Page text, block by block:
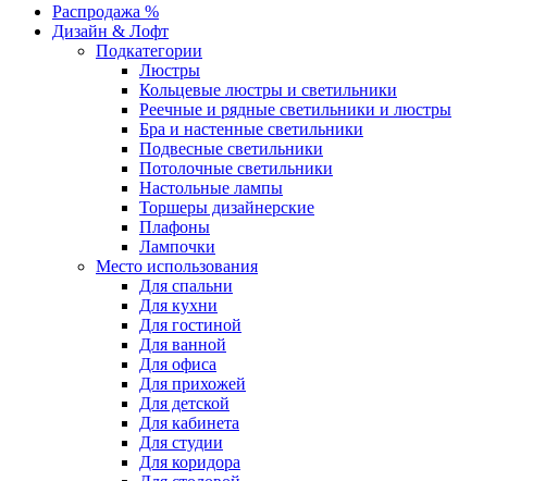
Распродажа %
Дизайн & Лофт
Подкатегории
Люстры
Кольцевые люстры и светильники
Реечные и рядные светильники и люстры
Бра и настенные светильники
Подвесные светильники
Потолочные светильники
Настольные лампы
Торшеры дизайнерские
Плафоны
Лампочки
Место использования
Для спальни
Для кухни
Для гостиной
Для ванной
Для офиса
Для прихожей
Для детской
Для кабинета
Для студии
Для коридора